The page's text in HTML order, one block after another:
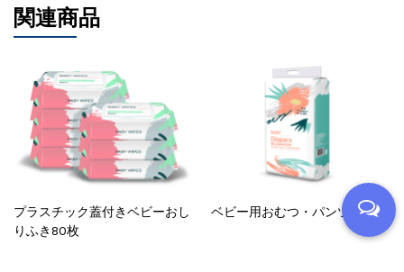
関連商品
プラスチック蓋付きベビーおし
りふき80枚
ベビー用おむつ・パンツ